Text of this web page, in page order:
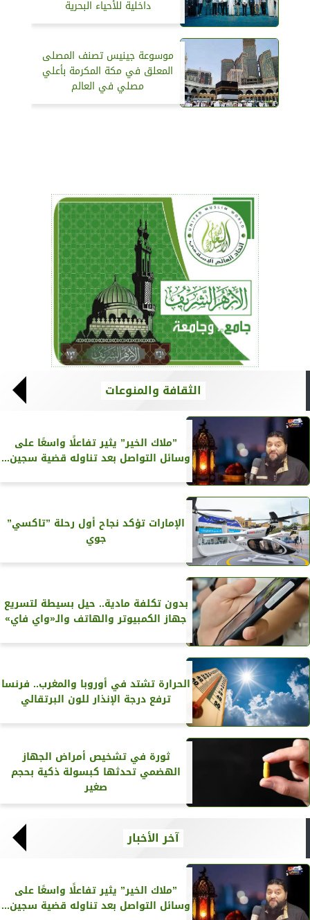
داخلية للأحياء البحرية
موسوعة جينيس تصنف المصلى
المعلق في مكة المكرمة بأعلي
مصلي في العالم
الثقافة والمنوعات
”ملاك الخير” يثير تفاعلًا واسعًا على
وسائل التواصل بعد تناوله قضية سجين...
الإمارات تؤكد نجاح أول رحلة ”تاكسي”
جوي
بدون تكلفة مادية.. حيل بسيطة لتسريع
جهاز الكمبيوتر والهاتف والـ«واي فاي»
الحرارة تشتد في أوروبا والمغرب.. فرنسا
ترفع درجة الإنذار للون البرتقالي
ثورة في تشخيص أمراض الجهاز
الهضمي تحدثها كبسولة ذكية بحجم
صغير
آخر الأخبار
”ملاك الخير” يثير تفاعلًا واسعًا على
وسائل التواصل بعد تناوله قضية سجين...